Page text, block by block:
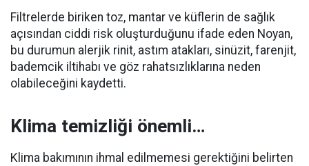
Filtrelerde biriken toz, mantar ve küflerin de sağlık
açısından ciddi risk oluşturduğunu ifade eden Noyan,
bu durumun alerjik rinit, astım atakları, sinüzit, farenjit,
bademcik iltihabı ve göz rahatsızlıklarına neden
olabileceğini kaydetti.
Klima temizliği önemli…
Klima bakımının ihmal edilmemesi gerektiğini belirten